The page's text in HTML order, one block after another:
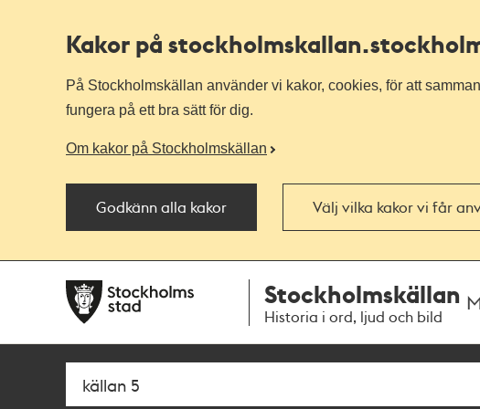
Kakor på stockholmskallan
På Stockholmskällan använder vi kakor, cookies, för att
fungera på ett bra sätt för dig.
Om kakor på Stockholmskällan
Godkänn alla kakor Välj vilka kakor vi får
navigationen
huvudinnehållet
Stockholmskällan
Historia i ord, ljud och bild
Sök